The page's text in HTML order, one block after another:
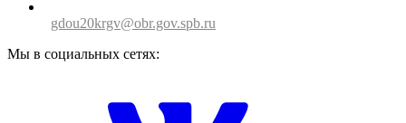
gdou20krgv@obr.gov.spb.ru
Мы в социальных сетях: